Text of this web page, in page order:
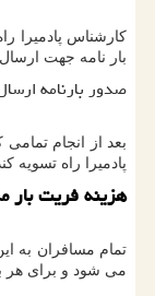
کارشناس پادمیرا
بار نامه جهت ارسال
صدور بارنامه
بعد از انجام
پادمیرا راه تسویه
هزینه فریت بار
تمام مسافران به
می شود و برای هر